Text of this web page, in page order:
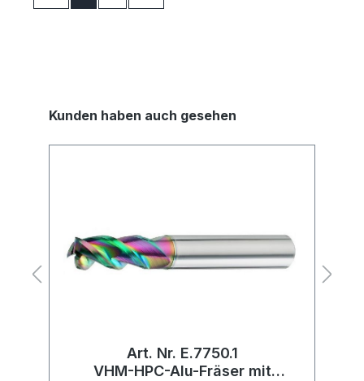
Kunden haben auch gesehen
Art. Nr. E.7750.1
VHM-HPC-Alu-Fräser mit